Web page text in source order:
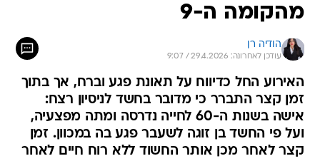
מהקומה ה-9
הודיה רן
עודכן לאחרונה: 29.4.2026 / 9:07
האירוע החל כדיווח על תאונת פגע וברח, אך בתוך
זמן קצר התברר כי מדובר בחשד לניסיון רצח:
אישה בשנות ה-60 לחייה נדרסה ומתה מפצעיה,
ועל פי החשד בן זוגה לשעבר פגע בה במכוון. זמן
קצר לאחר מכן אותר החשוד ללא רוח חיים לאחר